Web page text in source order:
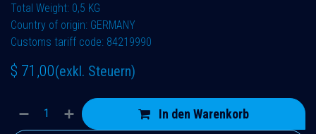
Total Weight: 0,5 KG
Country of origin: GERMANY
Customs tariff code: 84219990
$ 71,00(exkl. Steuern)
In den Warenkorb